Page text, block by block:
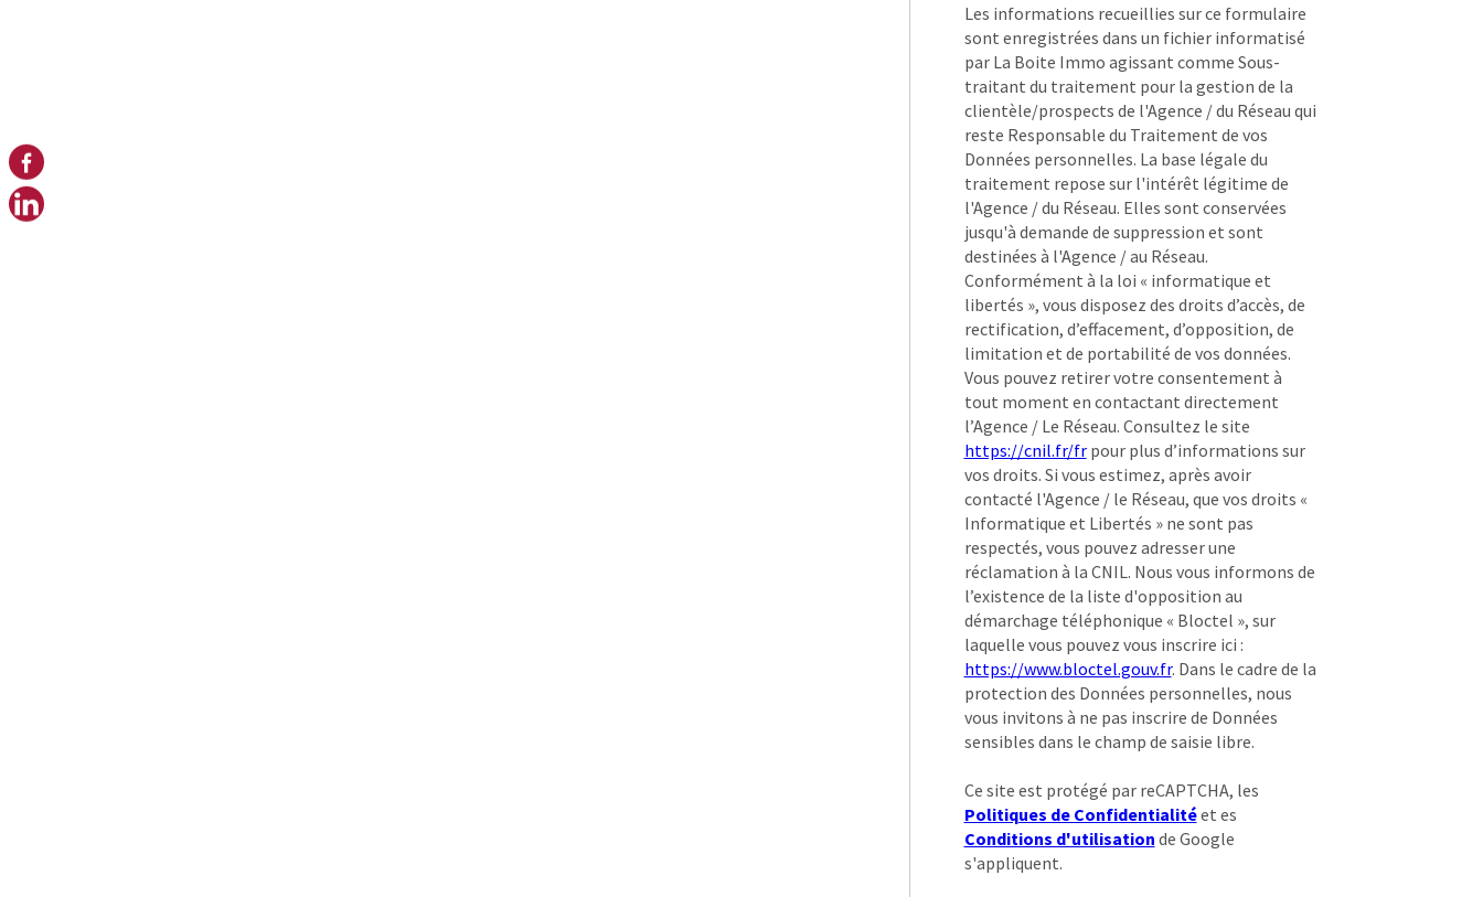
Les informations recueillies sur ce formulaire
sont enregistrées dans un fichier informatisé
par La Boite Immo agissant comme Sous-
traitant du traitement pour la gestion de la
clientèle/prospects de l'Agence / du Réseau qui
reste Responsable du Traitement de vos
Données personnelles. La base légale du
traitement repose sur l'intérêt légitime de
l'Agence / du Réseau. Elles sont conservées
jusqu'à demande de suppression et sont
destinées à l'Agence / au Réseau.
Conformément à la loi « informatique et
libertés », vous disposez des droits d’accès, de
rectification, d’effacement, d’opposition, de
limitation et de portabilité de vos données.
Vous pouvez retirer votre consentement à
tout moment en contactant directement
l’Agence / Le Réseau. Consultez le site
https://cnil.fr/frpour plus d’informations sur
vos droits. Si vous estimez, après avoir
contacté l'Agence / le Réseau, que vos droits «
Informatique et Libertés » ne sont pas
respectés, vous pouvez adresser une
réclamation à la CNIL. Nous vous informons de
l’existence de la liste d'opposition au
démarchage téléphonique « Bloctel », sur
laquelle vous pouvez vous inscrire ici :
https://www.bloctel.gouv.fr. Dans le cadre de la
protection des Données personnelles, nous
vous invitons à ne pas inscrire de Données
sensibles dans le champ de saisie libre.
Ce site est protégé par reCAPTCHA, les
Politiques de Confidentialitéet es
Conditions d'utilisation de Google
s'appliquent.